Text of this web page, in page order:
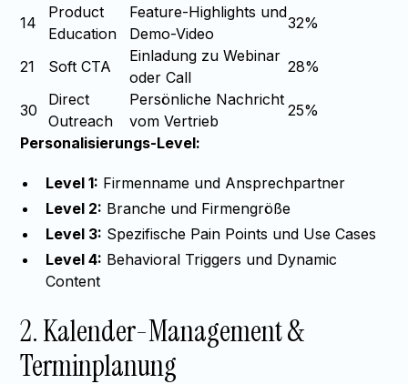
14
Product
Education
Feature-Highlights und
Demo-Video
32%
21 Soft CTA
Einladung zu Webinar
oder Call
28%
30
Direct
Outreach
Persönliche Nachricht
vom Vertrieb
25%
Personalisierungs-Level:
Level 1: Firmenname und Ansprechpartner
Level 2: Branche und Firmengröße
Level 3: Spezifische Pain Points und Use Cases
Level 4: Behavioral Triggers und Dynamic
Content
2. Kalender-Management &
Terminplanung